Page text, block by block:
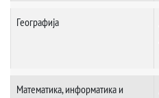
Географија
Математика, информатика и